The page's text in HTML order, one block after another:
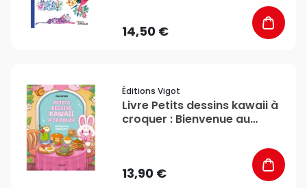
14,50 €
Éditions Vigot
Livre Petits dessins kawaii à
croquer : Bienvenue au
13,90 €